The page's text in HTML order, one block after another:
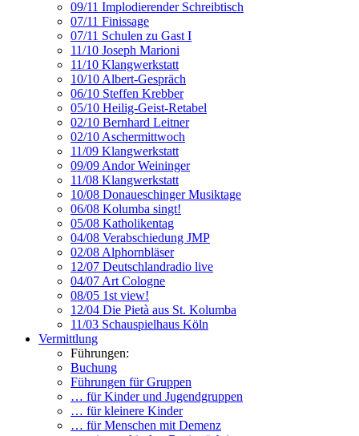
09/11 Implodierender Schreibtisch
07/11 Finissage
07/11 Schulen zu Gast I
11/10 Joseph Marioni
11/10 Klangwerkstatt
10/10 Albert-Gespräch
06/10 Steffen Krebber
05/10 Heilig-Geist-Retabel
02/10 Bernhard Leitner
02/10 Aschermittwoch
11/09 Klangwerkstatt
09/09 Andor Weininger
11/08 Klangwerkstatt
10/08 Donaueschinger Musiktage
06/08 Kolumba singt!
05/08 Katholikentag
04/08 Verabschiedung JMP
02/08 Alphornbläser
12/07 Deutschlandradio live
04/07 Art Cologne
08/05 1st view!
12/04 Die Pietà aus St. Kolumba
11/03 Schauspielhaus Köln
Vermittlung
Führungen:
Buchung
Führungen für Gruppen
… für Kinder und Jugendgruppen
… für kleinere Kinder
… für Menschen mit Demenz